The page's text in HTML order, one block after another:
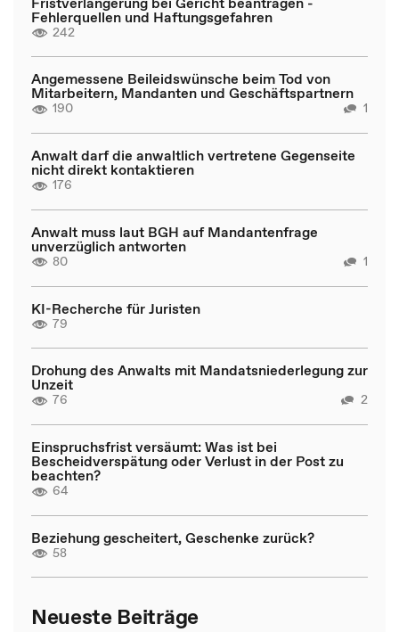
Fehlerquellen und Haftungsgefahren
242
Angemessene Beileidswünsche beim Tod von
Mitarbeitern, Mandanten und Geschäftspartnern
190 1
Anwalt darf die anwaltlich vertretene Gegenseite
nicht direkt kontaktieren
176
Anwalt muss laut BGH auf Mandantenfrage
unverzüglich antworten
80 1
KI-Recherche für Juristen
79
Drohung des Anwalts mit Mandatsniederlegung zur
Unzeit
76 2
Einspruchsfrist versäumt: Was ist bei
Bescheidverspätung oder Verlust in der Post zu
beachten?
64
Beziehung gescheitert, Geschenke zurück?
58
Neueste Beiträge